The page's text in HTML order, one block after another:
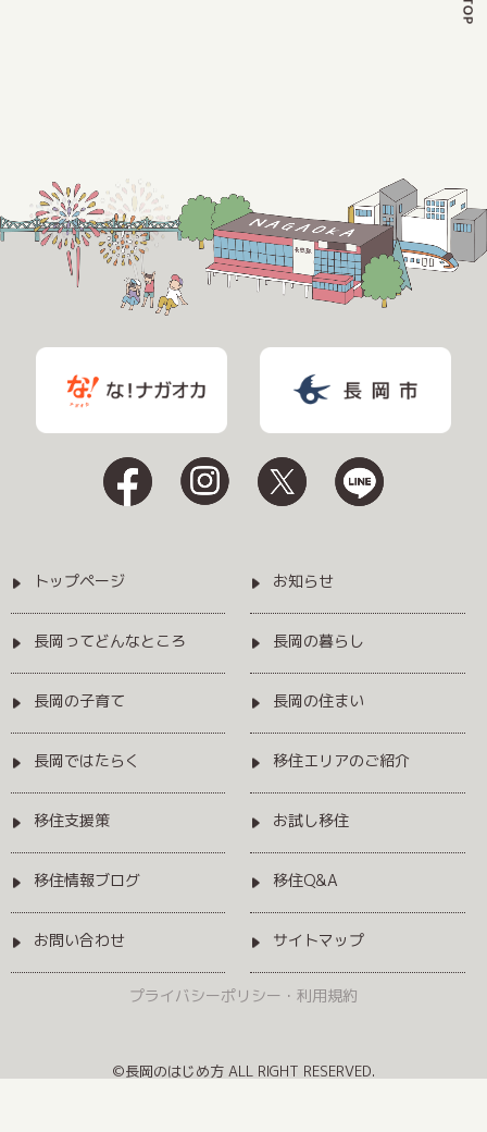
トップページ
長岡ってどんなところ
長岡の子育て
長岡ではたらく
移住支援策
移住情報ブログ
お問い合わせ
お知らせ
長岡の暮らし
長岡の住まい
移住エリアのご紹介
お試し移住
移住Q&A
サイトマップ
プライバシーポリシー・利用規約
©長岡のはじめ方 ALL RIGHT RESERVED.